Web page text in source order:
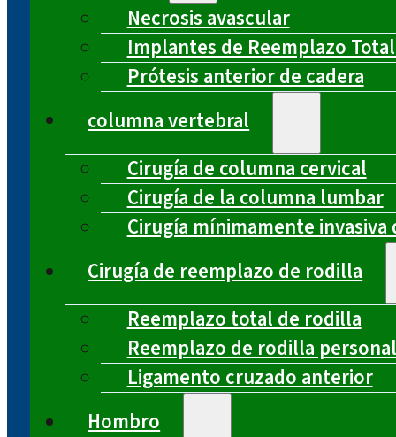
Necrosis avascular
Implantes de Reemplazo
Prótesis anterior de cadera
columna vertebral
Cirugía de columna cervical
Cirugía de la columna lumbar
Cirugía mínimamente
Cirugía de reemplazo de rodilla
Reemplazo total de rodilla
Reemplazo de rodilla
Ligamento cruzado anterior
Hombro